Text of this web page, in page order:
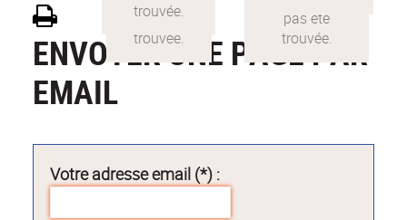
ENVOYER UNE PAGE PAR
EMAIL
Votre adresse email (*) :